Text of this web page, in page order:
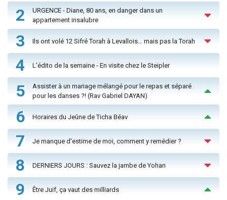
2
URGENCE - Diane, 80 ans, en danger dans un
appartement insalubre
3 Ils ont volé 12 Sifré Torah à Levallois… mais pas la Torah
4 L'édito de la semaine - En visite chez le Steipler
5
Assister à un mariage mélangé pour le repas et séparé
pour les danses ?! (Rav Gabriel DAYAN)
6 Horaires du Jeûne de Ticha Béav
7 Je manque d'estime de moi, comment y remédier ?
8 DERNIERS JOURS : Sauvez la jambe de Yohan
9 Être Juif, ça vaut des milliards